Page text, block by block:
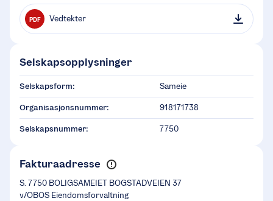
PDF Vedtekter
Selskapsopplysninger
Selskapsform: Sameie
Organisasjonsnummer: 918171738
Selskapsnummer: 7750
Fakturaadresse
S. 7750 BOLIGSAMEIET BOGSTADVEIEN 37
v/OBOS Eiendomsforvaltning